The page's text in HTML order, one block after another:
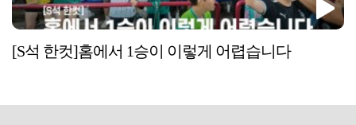
[S석 한컷]홈에서 1승이 이렇게 어렵습니다